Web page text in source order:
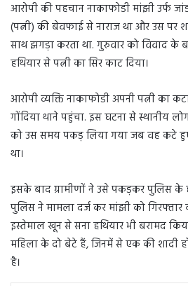
आरोपी की पहचान नाकाफोडी मांझी उर्फ
(पत्नी) की बेवफाई से नाराज था और उस
साथ झगड़ा करता था. गुरुवार को विवाद के
हथियार से पत्नी का सिर काट दिया।
आरोपी व्यक्ति नाकाफोडी अपनी पत्नी का
गोंदिया थाने पहुंचा. इस घटना से स्थानीय
को उस समय पकड़ लिया गया जब वह कटे
था।
इसके बाद ग्रामीणों ने उसे पकड़कर पुलिस के
पुलिस ने मामला दर्ज कर मांझी को
इस्तेमाल खून से सना हथियार भी बरामद
महिला के दो बेटे हैं, जिनमें से एक की शादी
है।